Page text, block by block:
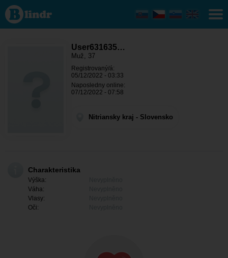
User631635684
- On hledá
někoho
Nitriansky kraj
User631635…
Muž, 37
Registrovaný/á:
05/12/2022 - 03:33
Naposledny online:
07/12/2022 - 07:58
Nitriansky kraj - Slovensko
Charakteristika
Výška:
Váha:
Vlasy:
Oči: